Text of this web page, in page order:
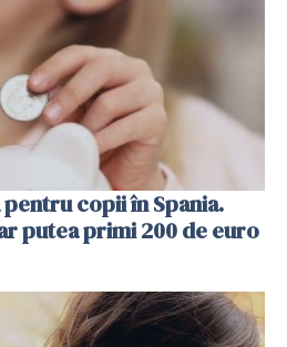
copii în Spania.
putea primi 200 de euro